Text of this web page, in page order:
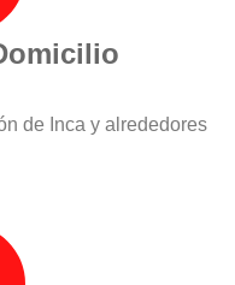
de Inca y alrededores